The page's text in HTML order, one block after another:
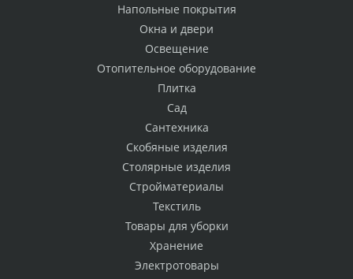
Напольные покрытия
Окна и двери
Освещение
Отопительное оборудование
Плитка
Сад
Сантехника
Скобяные изделия
Столярные изделия
Стройматериалы
Текстиль
Товары для уборки
Хранение
Электротовары